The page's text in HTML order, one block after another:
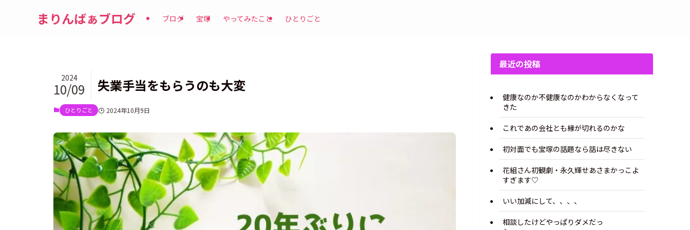
まりんばぁブログ ブログ 宝塚 やってみたこと ひとりごと
失業手当をもらうのも大変
2024
10/09
ひとりごと 2024年10月9日
最近の投稿
健康なのか不健康なのかわからなくなって
きた
これであの会社とも縁が切れるのかな
初対面でも宝塚の話題なら話は尽きない
花組さん初観劇・永久輝せあさまかっこよ
すぎます♡
いい加減にして、、、、
相談したけどやっぱりダメだっ